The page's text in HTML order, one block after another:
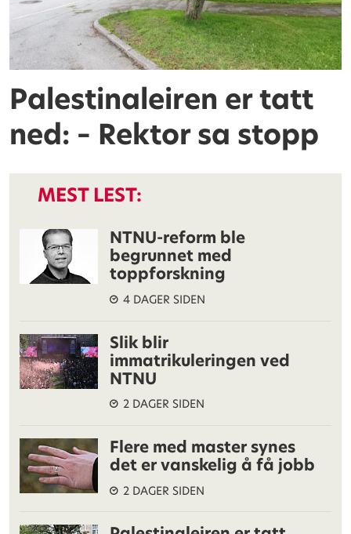
Palestinaleiren er tatt
ned: – Rektor sa stopp
MEST LEST:
NTNU-reform ble
begrunnet med
toppforskning
4 DAGER SIDEN
Slik blir
immatrikuleringen ved
NTNU
2 DAGER SIDEN
Flere med master synes
det er vanskelig å få jobb
2 DAGER SIDEN